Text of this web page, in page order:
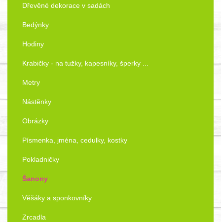
Dřevěné dekorace v sadách
Bedýnky
Hodiny
Krabičky - na tužky, kapesníky, šperky ...
Metry
Nástěnky
Obrázky
Písmenka, jména, cedulky, kostky
Pokladničky
Šanony
Věšáky a sponkovníky
Zrcadla